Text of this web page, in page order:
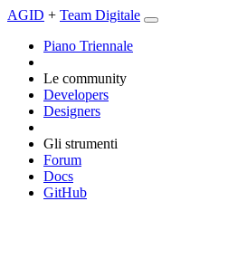
AGID + Team Digitale
Piano Triennale
Le community
Developers
Designers
Gli strumenti
Forum
Docs
GitHub